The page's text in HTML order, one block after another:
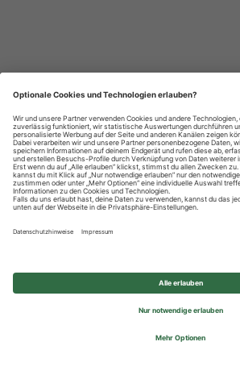
Datenschutzhinweise
Impressum
Privatsphäre-
© 2026 REWE Group - All